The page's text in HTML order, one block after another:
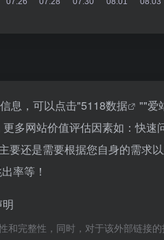
息，可以点击"5118数据 ""爱
多网站价值评估因素如：快速
要还是需要根据您自身的需求
率等！
完整性，同时，对于该外部链接